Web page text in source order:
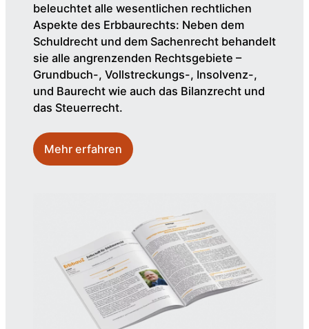
beleuchtet alle wesentlichen rechtlichen
Aspekte des Erbbaurechts: Neben dem
Schuldrecht und dem Sachenrecht behandelt
sie alle angrenzenden Rechtsgebiete –
Grundbuch-, Vollstreckungs-, Insolvenz-,
und Baurecht wie auch das Bilanzrecht und
das Steuerrecht.
Mehr erfahren